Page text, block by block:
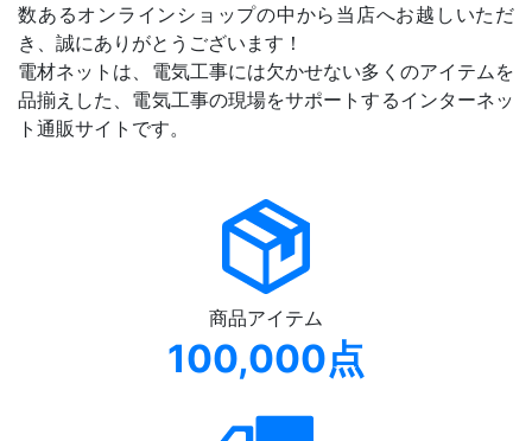
数あるオンラインショップの中から当店へお越しいただ
き、誠にありがとうございます！
電材ネットは、電気工事には欠かせない多くのアイテムを
品揃えした、電気工事の現場をサポートするインターネッ
ト通販サイトです。
商品アイテム
100,000点